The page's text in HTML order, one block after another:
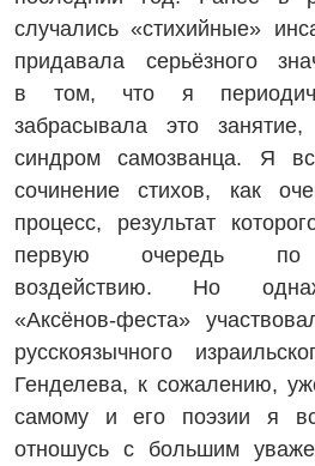
случались «стихийные»
придавала серьёзного
в том, что я
забрасывала это
синдром самозванца. Я
сочинение стихов, как
процесс, результат
первую очередь по
воздействию. Но
«Аксёнов‑феста»
русскоязычного
Генделева, к сожалению,
самому и его поэзии я
отношусь с большим